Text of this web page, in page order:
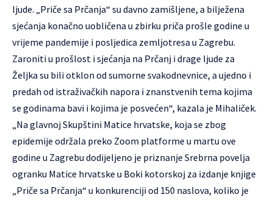
ljude. „Priče sa Prčanja“ su davno zamišljene, a bilježena
sjećanja konačno uobličena u zbirku priča prošle godine u
vrijeme pandemije i posljedica zemljotresa u Zagrebu.
Zaroniti u prošlost i sjećanja na Prčanj i drage ljude za
Željka su bili otklon od sumorne svakodnevnice, a ujedno i
predah od istraživačkih napora i znanstvenih tema kojima
se godinama bavi i kojima je posvećen“, kazala je Mihaliček.
„Na glavnoj Skupštini Matice hrvatske, koja se zbog
epidemije održala preko Zoom platforme u martu ove
godine u Zagrebu dodijeljeno je priznanje Srebrna povelja
ogranku Matice hrvatske u Boki kotorskoj za izdanje knjige
„Priče sa Prčanja“ u konkurenciji od 150 naslova, koliko je